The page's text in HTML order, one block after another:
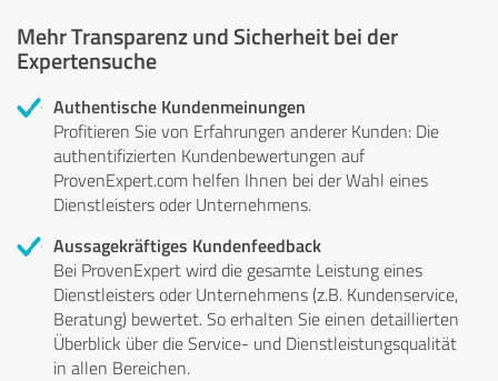
Mehr Transparenz und Sicherheit bei der
Expertensuche
Authentische Kundenmeinungen
Profitieren Sie von Erfahrungen anderer Kunden: Die
authentifizierten Kundenbewertungen auf
ProvenExpert.com helfen Ihnen bei der Wahl eines
Dienstleisters oder Unternehmens.
Aussagekräftiges Kundenfeedback
Bei ProvenExpert wird die gesamte Leistung eines
Dienstleisters oder Unternehmens (z.B. Kundenservice,
Beratung) bewertet. So erhalten Sie einen detaillierten
Überblick über die Service- und Dienstleistungsqualität
in allen Bereichen.